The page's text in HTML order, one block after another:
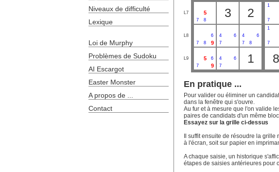
L7 5
7 8
3 2
1
7
L8
6
7
8 9
4
6
7
4
6
7
8
1
7
L9 5
6
7
9
4
6
7
1 8
En pratique ...
Pour valider ou éliminer un
dans la fenêtre qui s'ouvre.
Au fur et à mesure que l'on valide
paires de candidats d'un même
Essayez sur la grille ci-dessus
Il suffit ensuite de résoudre la
à l'écran, soit sur papier en
A chaque saisie, un historique
étapes de saisies antérieures pour
Niveaux de difficulté
Lexique
Loi de Murphy
Problèmes de Sudoku
AI Escargot
Easter Monster
A propos de ...
Contact